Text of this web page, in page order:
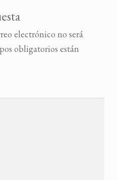
BUSCAR
LISTA DE LIBROS
electrónico no será
obligatorios están